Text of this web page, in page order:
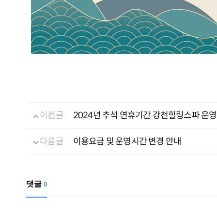
이전글 2024년 추석 연휴기간 강천힐링스파 운
다음글 이용요금 및 운영시간 변경 안내
댓글0